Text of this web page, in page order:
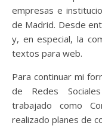
empresas e
de Madrid. Desde
y, en especial, la
textos para web.
Para continuar mi
de Redes
trabajado como
realizado planes de